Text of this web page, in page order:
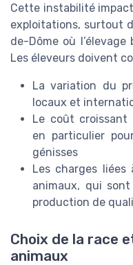
Cette instabilité
exploitations, surtout
de-Dôme où
Les éleveurs doivent
La variation du
locaux et
Le coût croissant
en particulier
génisses
Les charges
animaux, qui
production de
Choix de la race
animaux